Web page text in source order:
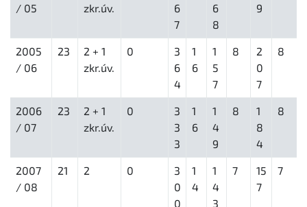
/ 05
zkr.úv.
6
7
6
8
9
2005
/ 06
23
2 + 1
zkr.úv.
0
3
6
4
1
6
1
5
7
8
2
0
7
8
2006
/ 07
23
2 + 1
zkr.úv.
0
3
3
3
1
6
1
4
9
8
1
8
4
8
2007
/ 08
21 2 0
3
0
0
1
4
1
4
3
7
15
7
7